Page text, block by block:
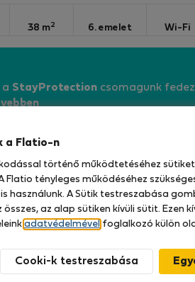
38 m2 6. emelet Wi-Fi
a StayProtection csomagunk
az új CHŁODNA SQUARE
az udvaron.
erkéllyel, konyhasarokkal
franciaágy található.
a Flatio-n
történő működtetéséhez
Flatio tényleges működéséhez
használunk. A Sütik testreszabása
az alap sütiken kívüli sütit. Ezen
adatvédelmével foglalkozó külön
Cooki-k testreszabása